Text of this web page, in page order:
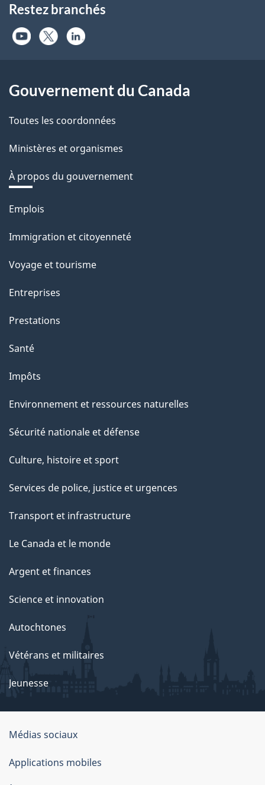
Restez branchés
Gouvernement du Canada
Toutes les coordonnées
Ministères et organismes
À propos du gouvernement
Thèmes
sujets
Emplois
Immigration et citoyenneté
Voyage et tourisme
Entreprises
Prestations
Santé
Impôts
Environnement et ressources naturelles
Sécurité nationale et défense
Culture, histoire et sport
Services de police, justice et urgences
Transport et infrastructure
Le Canada et le monde
Argent et finances
Science et innovation
Autochtones
Vétérans et militaires
Jeunesse
Organisation
du
gouvernement
Médias sociaux
Applications mobiles